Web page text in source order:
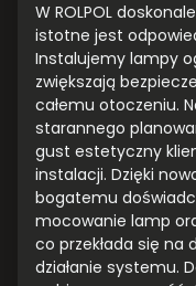
W ROLPOL
istotne jest
Instalujemy lampy
zwiększają
całemu otoczeniu.
starannego
gust estetyczny
instalacji. Dzięki
bogatemu
mocowanie lamp
co przekłada się na
działanie systemu.